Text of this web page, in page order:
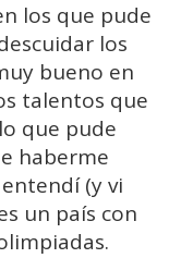
los que pude
los
bueno en
talentos que
que pude
haberme
(y vi
un país con